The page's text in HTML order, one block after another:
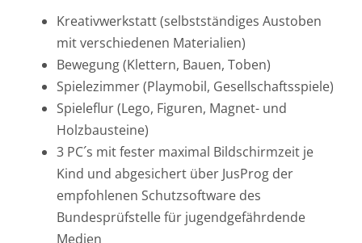
Kreativwerkstatt (selbstständiges Austoben
mit verschiedenen Materialien)
Bewegung (Klettern, Bauen, Toben)
Spielezimmer (Playmobil, Gesellschaftsspiele)
Spieleflur (Lego, Figuren, Magnet- und
Holzbausteine)
3 PC´s mit fester maximal Bildschirmzeit je
Kind und abgesichert über JusProg der
empfohlenen Schutzsoftware des
Bundesprüfstelle für jugendgefährdende
Medien